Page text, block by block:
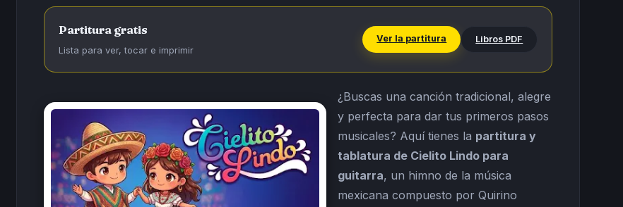
Partitura gratis
Lista para ver, tocar e imprimir
Ver la partitura Libros PDF
¿Buscas una canción tradicional, alegre
y perfecta para dar tus primeros pasos
musicales? Aquí tienes la partitura y
tablatura de Cielito Lindo para
guitarra, un himno de la música
mexicana compuesto por Quirino